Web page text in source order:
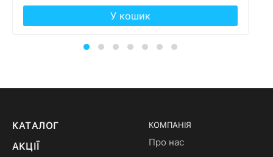
У кошик
КАТАЛОГ
АКЦІЇ
КОМПАНІЯ
Про нас